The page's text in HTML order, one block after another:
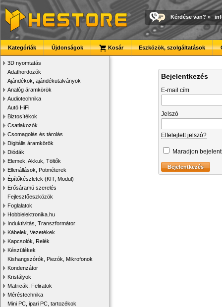
Kérdése van? »
Kategóriák Újdonságok Kosár Eszközök, szolgáltatások
3D nyomtatás
Adathordozók
Ajándékok, ajándékutalványok
Analóg áramkörök
Audiotechnika
Autó HiFi
Biztosítékok
Csatlakozók
Csomagolás és tárolás
Digitális áramkörök
Diódák
Elemek, Akkuk, Töltők
Ellenállások, Potméterek
Építőkészletek (KIT, Modul)
Erősáramú szerelés
Fejlesztőeszközök
Foglalatok
Hobbielektronika.hu
Induktivitás, Transzformátor
Kábelek, Vezetékek
Kapcsolók, Relék
Készülékek
Kishangszórók, Piezók, Mikrofonok
Kondenzátor
Kristályok
Matricák, Feliratok
Méréstechnika
Mini PC, ipari PC, tartozékok
Bejelentkezés
E-mail cím
Jelszó
Elfelejtett jelszó?
Maradjon